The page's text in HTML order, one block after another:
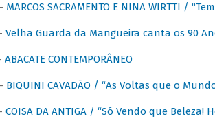
MARCOS SACRAMENTO E NINA WIRTTI /
Velha Guarda da Mangueira canta os 90
ABACATE CONTEMPORÂNEO
BIQUINI CAVADÃO / “As Voltas que o
COISA DA ANTIGA / “Só Vendo que Beleza!